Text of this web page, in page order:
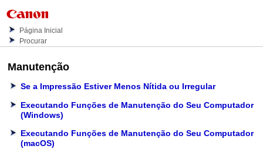
Página Inicial
Procurar
Manutenção
Se a Impressão Estiver Menos Nítida ou Irregular
Executando Funções de Manutenção do Seu Computador
(Windows)
Executando Funções de Manutenção do Seu Computador
(macOS)